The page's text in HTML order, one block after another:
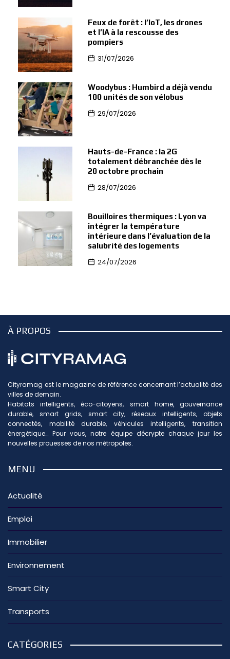
Feux de forêt : l’IoT, les drones
et l’IA à la rescousse des
pompiers
31/07/2026
Woodybus : Humbird a déjà vendu
100 unités de son vélobus
29/07/2026
Hauts-de-France : la 2G
totalement débranchée dès le
20 octobre prochain
28/07/2026
Bouilloires thermiques : Lyon va
intégrer la température
intérieure dans l’évaluation de la
salubrité des logements
24/07/2026
À PROPOS
Cityramag est le magazine de référence concernant l’actualité des
villes de demain.
Habitats intelligents, éco-citoyens, smart home, gouvernance
durable, smart grids, smart city, réseaux intelligents, objets
connectés, mobilité durable, véhicules intelligents, transition
énergétique… Pour vous, notre équipe décrypte chaque jour les
nouvelles prouesses de nos métropoles.
MENU
Actualité
Emploi
Immobilier
Environnement
Smart City
Transports
CATÉGORIES